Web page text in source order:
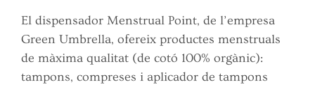
El dispensador Menstrual Point, de l’empresa
Green Umbrella, ofereix productes menstruals
de màxima qualitat (de cotó 100% orgànic):
tampons, compreses i aplicador de tampons